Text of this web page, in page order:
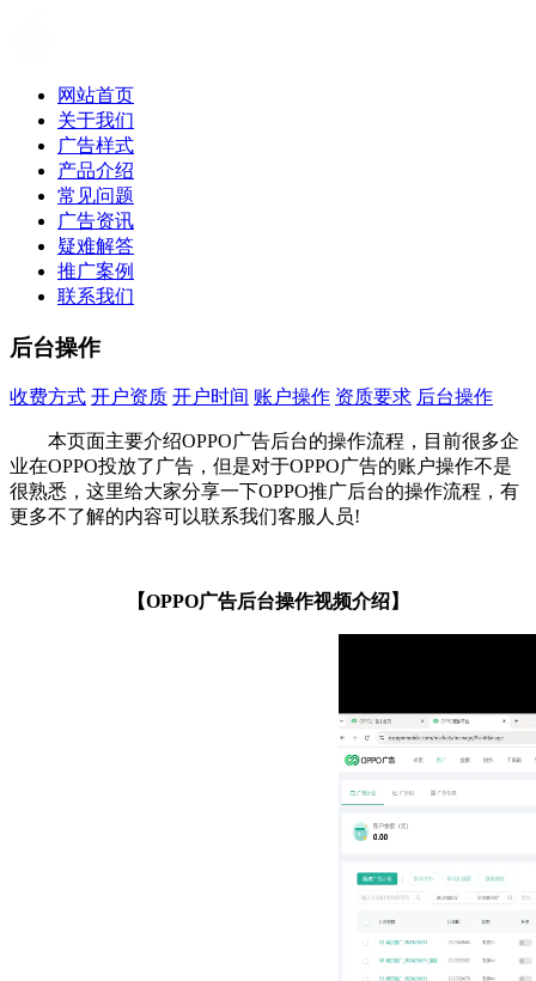
网站首页
关于我们
广告样式
产品介绍
常见问题
广告资讯
疑难解答
推广案例
联系我们
后台操作
收费方式 开户资质 开户时间 账户操作 资质要求 后台操作
后台操作
本页面主要介绍OPPO广告后台的操作流程，目前很多企
业在OPPO投放了广告，但是对于OPPO广告的账户操作不是
很熟悉，这里给大家分享一下OPPO推广后台的操作流程，有
更多不了解的内容可以联系我们客服人员!
【OPPO广告后台操作视频介绍】